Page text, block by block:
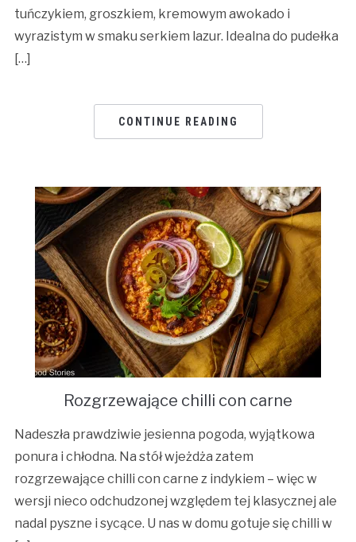
tuńczykiem, groszkiem, kremowym awokado i
wyrazistym w smaku serkiem lazur. Idealna do pudełka
[…]
CONTINUE READING
Rozgrzewające chilli con carne
Nadeszła prawdziwie jesienna pogoda, wyjątkowa
ponura i chłodna. Na stół wjeżdża zatem
rozgrzewające chilli con carne z indykiem – więc w
wersji nieco odchudzonej względem tej klasycznej ale
nadal pyszne i sycące. U nas w domu gotuje się chilli w